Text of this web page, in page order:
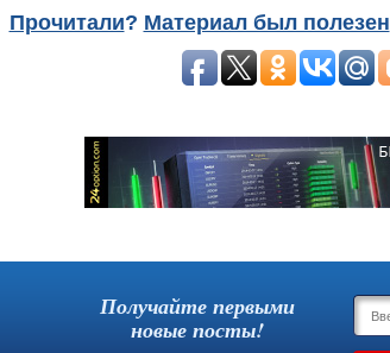
Прочитали? Материал был полезен
Получайте первыми
новые посты!